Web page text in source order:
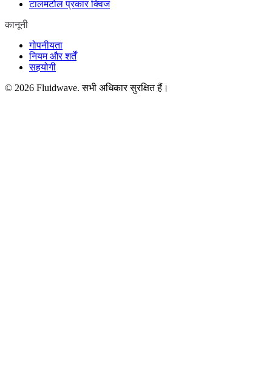
टालमटोल प्रकार क्विज
कानूनी
गोपनीयता
नियम और शर्तें
सहयोगी
© 2026 Fluidwave. सभी अधिकार सुरक्षित हैं।